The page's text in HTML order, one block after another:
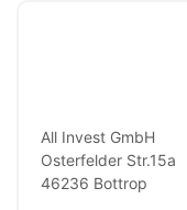
All Invest GmbH
Osterfelder Str.15a
46236 Bottrop